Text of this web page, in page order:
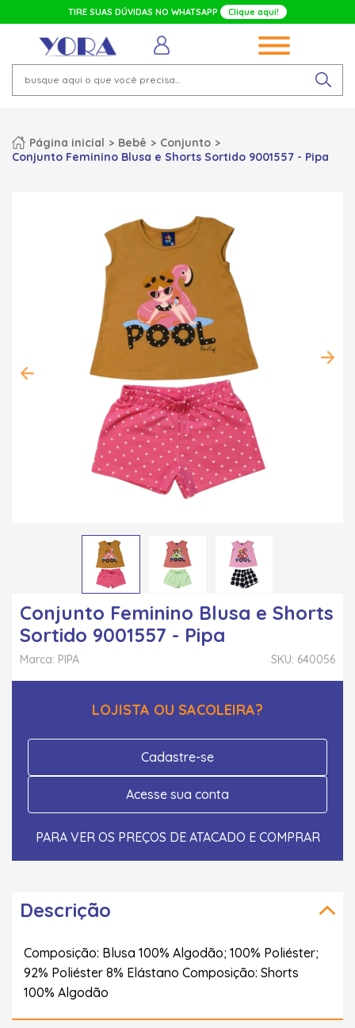
TIRE SUAS DÚVIDAS NO WHATSAPP Clique aqui!
Página inicial Bebê
Conjunto
Conjunto Feminino Blusa e Shorts Sortido 9001557 - Pipa
Conjunto Feminino Blusa e Shorts
Sortido 9001557 - Pipa
SKU: 640056
Marca: PIPA
LOJISTA OU SACOLEIRA?
Cadastre-se
Acesse sua conta
PARA VER OS PREÇOS DE ATACADO E COMPRAR
Descrição
Composição: Blusa 100% Algodão; 100% Poliéster;
92% Poliéster 8% Elástano Composição: Shorts
100% Algodão